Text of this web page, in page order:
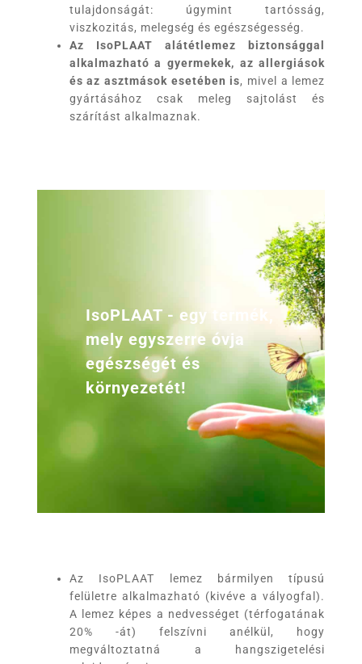
tulajdonságát: úgymint tartósság,
viszkozitás, melegség és egészségesség.
Az IsoPLAAT alátétlemez biztonsággal
alkalmazható a gyermekek, az allergiások
és az asztmások esetében is, mivel a lemez
gyártásához csak meleg sajtolást és
szárítást alkalmaznak.
IsoPLAAT - egy termék,
mely egyszerre óvja
egészségét és
környezetét!
Az IsoPLAAT lemez bármilyen típusú
felületre alkalmazható (kivéve a vályogfal).
A lemez képes a nedvességet (térfogatának
20% -át) felszívni anélkül, hogy
megváltoztatná a hangszigetelési